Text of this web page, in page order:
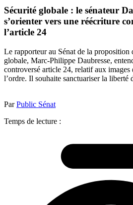
Sécurité globale : le sénateur
s’orienter vers une réécriture
l’article 24
Le rapporteur au Sénat de la proposition
globale, Marc-Philippe Daubresse,
controversé article 24, relatif aux images
l’ordre. Il souhaite sanctuariser la liberté
ParPublic Sénat
Temps de lecture :